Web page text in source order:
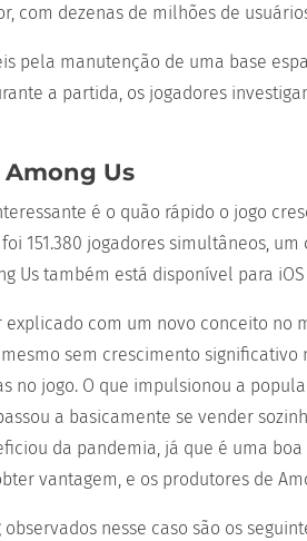
com dezenas de milhões de
pela manutenção de uma base
a partida, os jogadores
Us
é o quão rápido o jogo
151.380 jogadores simultâneos,
Us também está disponível para
com um novo conceito no
sem crescimento
no jogo. O que impulsionou a
a basicamente se vender
da pandemia, já que é uma
vantagem, e os produtores de
nesse caso são os